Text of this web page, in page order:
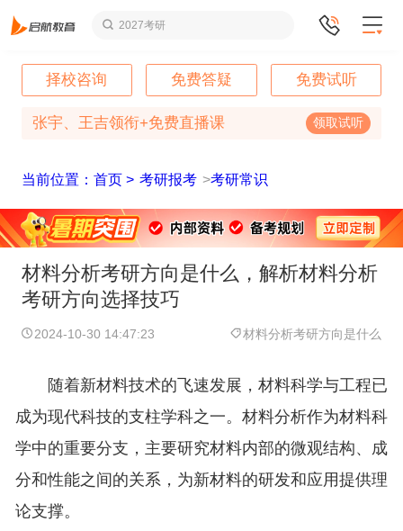
2027考研
择校咨询 免费答疑 免费试听
张宇、王吉领衔+免费直播课 领取试听
当前位置：首页 > 考研报考 >考研常识
材料分析考研方向是什么，解析材料分析
考研方向选择技巧
2024-10-30 14:47:23 材料分析考研方向是什么
随着新材料技术的飞速发展，材料科学与工程已
成为现代科技的支柱学科之一。材料分析作为材料科
学中的重要分支，主要研究材料内部的微观结构、成
分和性能之间的关系，为新材料的研发和应用提供理
论支撑。